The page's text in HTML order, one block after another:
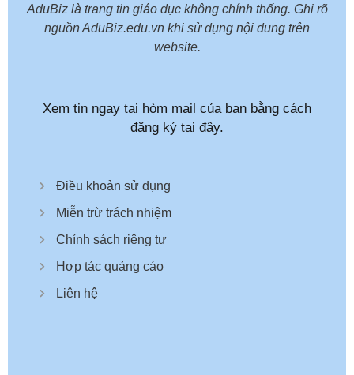
AduBiz là trang tin giáo dục không chính thống. Ghi rõ
nguồn AduBiz.edu.vn khi sử dụng nội dung trên
website.
Xem tin ngay tại hòm mail của bạn bằng cách
đăng ký tại đây.
Điều khoản sử dụng
Miễn trừ trách nhiệm
Chính sách riêng tư
Hợp tác quảng cáo
Liên hệ